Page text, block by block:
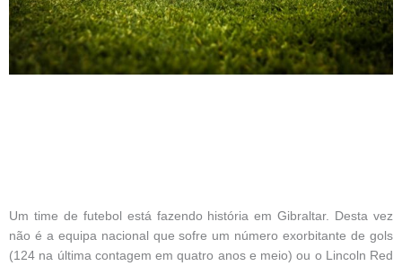
Um time de futebol está fazendo história em Gibraltar. Desta vez
não é a equipa nacional que sofre um número exorbitante de gols
(124 na última contagem em quatro anos e meio) ou o Lincoln Red